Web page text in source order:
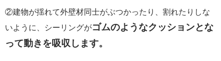
②建物が揺れて外壁材同士がぶつかったり、割れたりしな
いように、シーリングがゴムのようなクッションとな
って動きを吸収します。